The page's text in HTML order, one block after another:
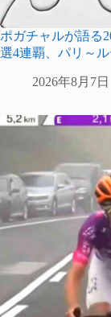
ポガチャルが語る
選4連覇、パリ～
2026年8月7日